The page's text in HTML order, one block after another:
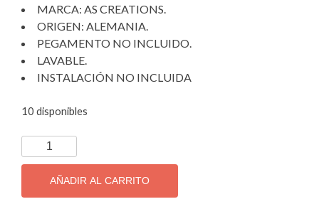
MARCA: AS CREATIONS.
ORIGEN: ALEMANIA.
PEGAMENTO NO INCLUIDO.
LAVABLE.
INSTALACIÓN NO INCLUIDA
10 disponibles
TAPIZ
DECORATIVO
IMPORTADO
MATERIALS
AÑADIR AL CARRITO